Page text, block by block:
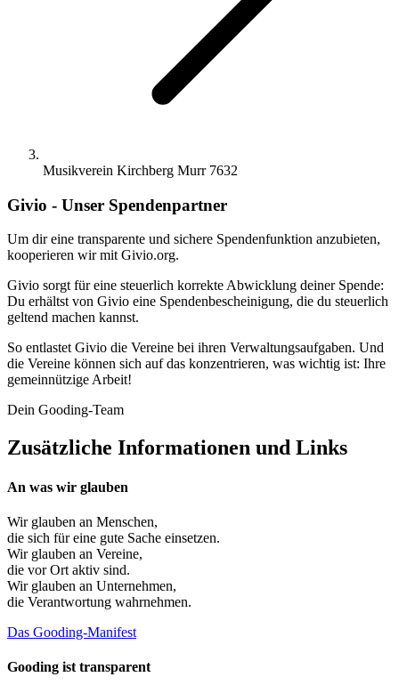
Musikverein Kirchberg Murr 7632
Givio - Unser Spendenpartner
Um dir eine transparente und sichere Spendenfunktion anzubieten,
kooperieren wir mit Givio.org.
Givio sorgt für eine steuerlich korrekte Abwicklung deiner Spende:
Du erhältst von Givio eine Spendenbescheinigung, die du steuerlich
geltend machen kannst.
So entlastet Givio die Vereine bei ihren Verwaltungsaufgaben. Und
die Vereine können sich auf das konzentrieren, was wichtig ist: Ihre
gemeinnützige Arbeit!
Dein Gooding-Team
Zusätzliche Informationen und Links
An was wir glauben
Wir glauben an Menschen,
die sich für eine gute Sache einsetzen.
Wir glauben an Vereine,
die vor Ort aktiv sind.
Wir glauben an Unternehmen,
die Verantwortung wahrnehmen.
Das Gooding-Manifest
Gooding ist transparent